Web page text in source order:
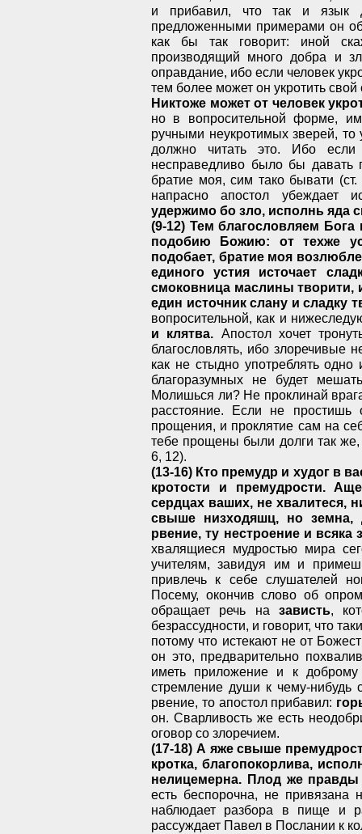
и прибавил, что так и язык
предложенными примерами он
как бы так говорит: иной
производящий много добра и
оправдание, ибо если человек
тем более может он укротить
Никтоже может от человек
но в вопросительной форме,
ручными неукротимых зверей, то
должно читать это. Ибо
несправедливо было бы давать
братие моя, сим тако бывати
напрасно апостол убеждает
удержимо бо зло, исполнь яда
(9-12) Тем благословляем
подобию Божию: от техже
подобает, братие моя
единого устия источает
смоковница маслины творити,
един источник слану и сладку
вопросительной, как и
и клятва. Апостол хочет
благословлять, ибо злоречивые
как не стыдно употреблять
благоразумных не будет
Молишься ли? Не проклинай
расстояние. Если не
прощения, и проклятие сам на
тебе прощены были долги так
6, 12).
(13-16) Кто премудр и худог в
кротости и премудрости.
сердцах ваших, не хвалитеся,
свыше низходяшц, но земна,
рвение, ту нестроение и всяка
хвалящиеся мудростью мира
учителям, завидуя им и
привлечь к себе слушателей
Посему, окончив слово об
обращает речь на зависть,
безрассудности, и говорит, что
потому что истекают не от
он это, предварительно
иметь приложение и к
стремление души к чему-нибудь
рвение, то апостол прибавил:
он. Сварливость же есть
оговор со злоречием.
(17-18) А яже свыше
кротка, благопокорлива,
нелицемерна. Плод же
есть беспорочна, не привязана
наблюдает разбора в пище и
рассуждает Павел в Послании к